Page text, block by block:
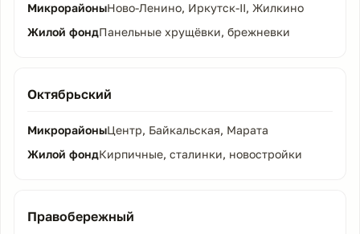
Ново-Ленино, Иркутск-II, Жилкино
Панельные хрущёвки, брежневки
Октябрьский
Центр, Байкальская, Марата
Кирпичные, сталинки, новостройки
Правобережный